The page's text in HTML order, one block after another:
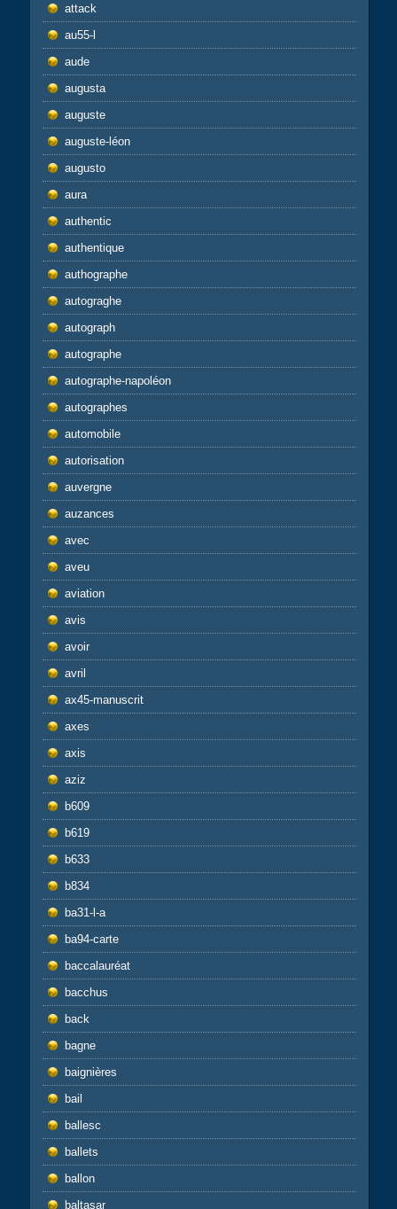
attack
au55-l
aude
augusta
auguste
auguste-léon
augusto
aura
authentic
authentique
authographe
autograghe
autograph
autographe
autographe-napoléon
autographes
automobile
autorisation
auvergne
auzances
avec
aveu
aviation
avis
avoir
avril
ax45-manuscrit
axes
axis
aziz
b609
b619
b633
b834
ba31-l-a
ba94-carte
baccalauréat
bacchus
back
bagne
baignières
bail
ballesc
ballets
ballon
baltasar